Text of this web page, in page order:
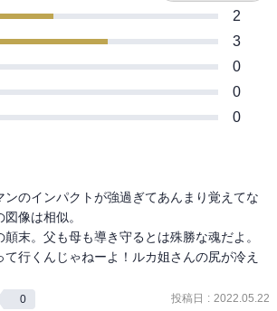
2
3
0
0
0
ンのインパクトが強過ぎてあんまり覚えてな
像は相似。
末。父も母も導き守るとは殊勝な魂だよ。
行くんじゃねーよ！ルカ姐さんの尻が冷え
0 投稿日 : 2022.05.22